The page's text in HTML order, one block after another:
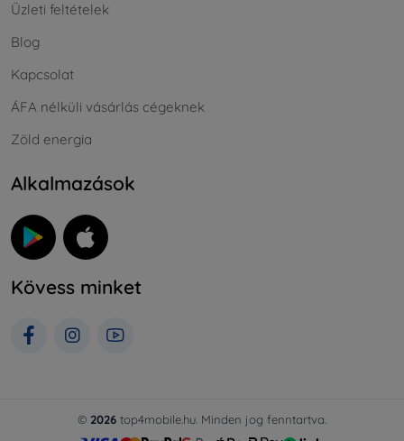
Üzleti feltételek
Blog
Kapcsolat
ÁFA nélküli vásárlás cégeknek
Zöld energia
Alkalmazások
Kövess minket
© 2026 top4mobile.hu. Minden jog fenntartva.